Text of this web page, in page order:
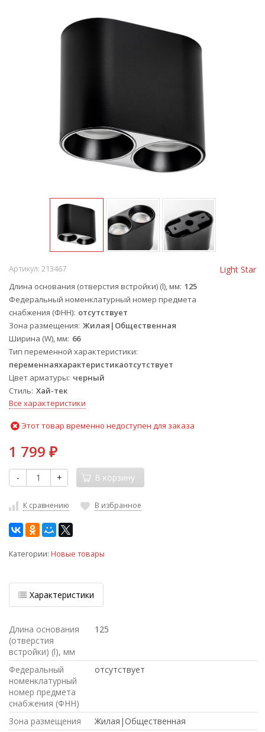
Light Star
Артикул: 213467
Длина основания (отверстия встройки) (l), мм 125
Федеральный номенклатурный номер предмета
снабжения (ФНН) отсутствует
Зона размещения Жилая|Общественная
Ширина (W), мм 66
Тип переменной характеристики
переменнаяхарактеристикаотсутствует
Цвет арматуры черный
Стиль Хай-тек
Все характеристики
Этот товар временно недоступен для заказа
1 799 ₽
- + В корзину
К сравнению В избранное
Категории: Новые товары
Характеристики
Длина основания
(отверстия
встройки) (l), мм
125
Федеральный
номенклатурный
номер предмета
снабжения (ФНН)
отсутствует
Зона размещения
Жилая|Общественная